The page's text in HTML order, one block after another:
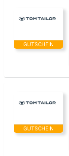
GUTSCHEIN
GUTSCHEIN